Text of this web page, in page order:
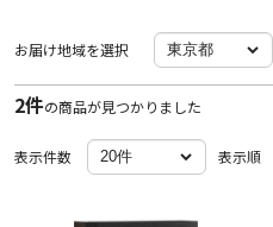
お届け地域を選択
2件の商品が見つかりました
表示件数 表示順